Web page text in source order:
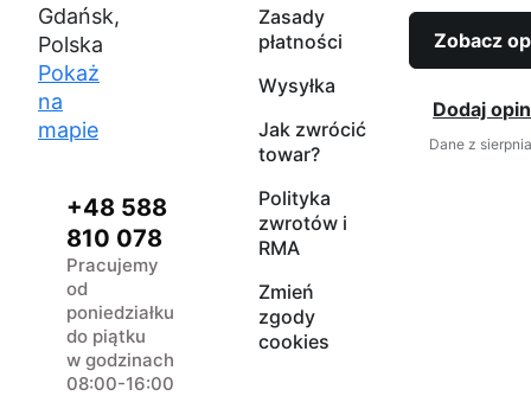
Gdańsk,
Polska
Pokaż
na
mapie
+48 588
810 078
Pracujemy
od
poniedziałku
do piątku
w godzinach
08:00-16:00
Zasady
płatności
Wysyłka
Jak zwrócić
towar?
Polityka
zwrotów i
RMA
Zmień
zgody
cookies
Zobacz
Dodaj
Dane z